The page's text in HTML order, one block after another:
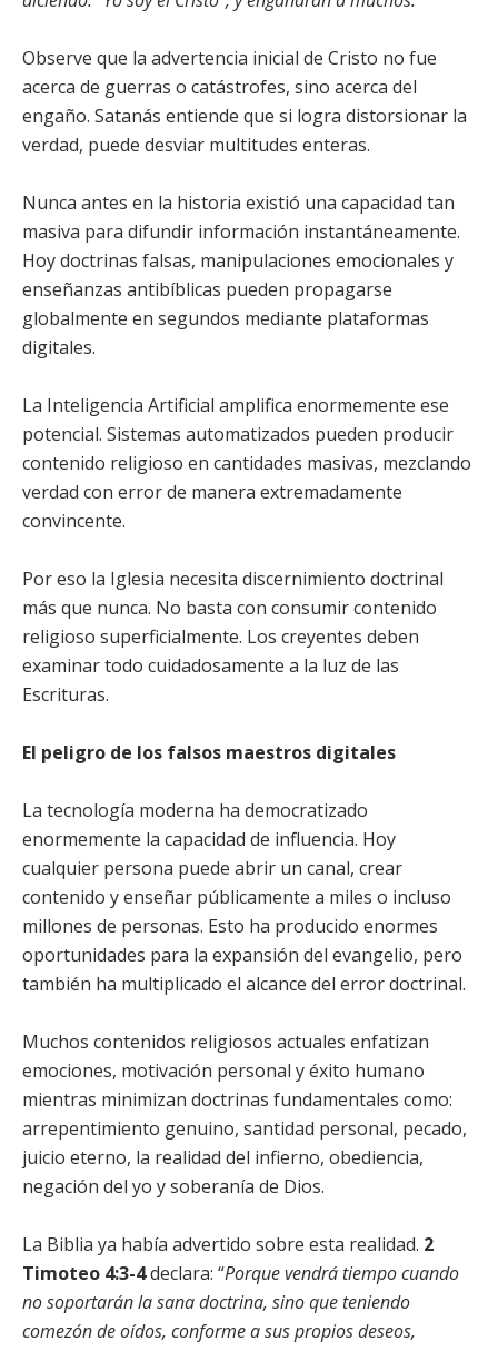
Observe que la advertencia inicial de Cristo no fue
acerca de guerras o catástrofes, sino acerca del
engaño. Satanás entiende que si logra distorsionar la
verdad, puede desviar multitudes enteras.
Nunca antes en la historia existió una capacidad tan
masiva para difundir información instantáneamente.
Hoy doctrinas falsas, manipulaciones emocionales y
enseñanzas antibíblicas pueden propagarse
globalmente en segundos mediante plataformas
digitales.
La Inteligencia Artificial amplifica enormemente ese
potencial. Sistemas automatizados pueden producir
contenido religioso en cantidades masivas, mezclando
verdad con error de manera extremadamente
convincente.
Por eso la Iglesia necesita discernimiento doctrinal
más que nunca. No basta con consumir contenido
religioso superficialmente. Los creyentes deben
examinar todo cuidadosamente a la luz de las
Escrituras.
El peligro de los falsos maestros digitales
La tecnología moderna ha democratizado
enormemente la capacidad de influencia. Hoy
cualquier persona puede abrir un canal, crear
contenido y enseñar públicamente a miles o incluso
millones de personas. Esto ha producido enormes
oportunidades para la expansión del evangelio, pero
también ha multiplicado el alcance del error doctrinal.
Muchos contenidos religiosos actuales enfatizan
emociones, motivación personal y éxito humano
mientras minimizan doctrinas fundamentales como:
arrepentimiento genuino, santidad personal, pecado,
juicio eterno, la realidad del infierno, obediencia,
negación del yo y soberanía de Dios.
La Biblia ya había advertido sobre esta realidad. 2
Timoteo 4:3-4declara: “Porque vendrá tiempo cuando
no soportarán la sana doctrina, sino que teniendo
comezón de oídos, conforme a sus propios deseos,